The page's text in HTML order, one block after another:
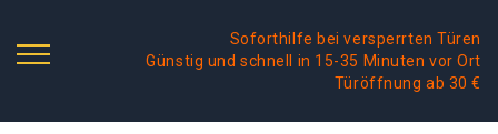
Soforthilfe bei versperrten Türen
Günstig und schnell in 15-35 Minuten vor Ort
Türöffnung ab 30 €